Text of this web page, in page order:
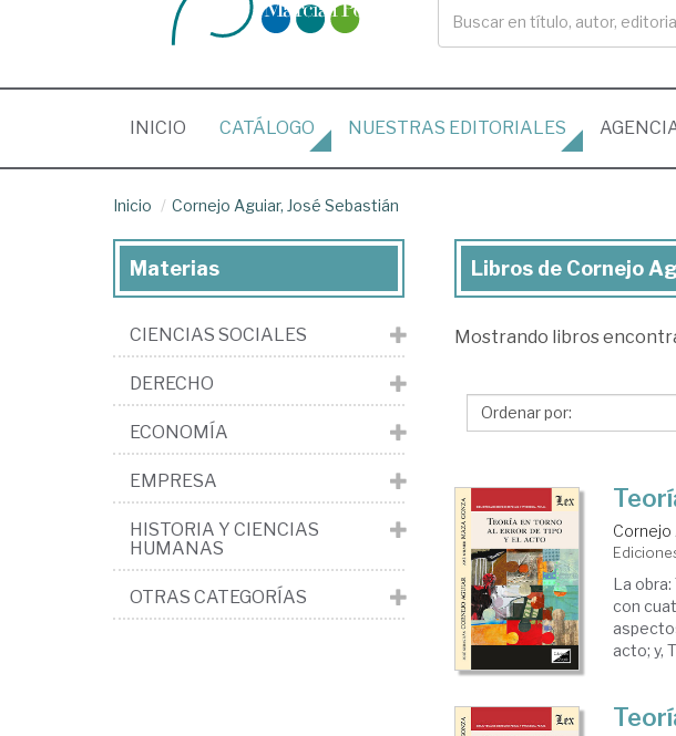
INICIO (CURRENT)
CATÁLOGO NUESTRAS EDITORIALES
Inicio Cornejo Aguiar, José Sebastián
Libros
Cornejo
José
Libros de Cornejo
Mostrando libros
Cornejo
La obra:
con
acto; y,
Materias
CIENCIAS SOCIALES
DERECHO
ECONOMÍA
EMPRESA
HISTORIA Y CIENCIAS
HUMANAS
OTRAS CATEGORÍAS